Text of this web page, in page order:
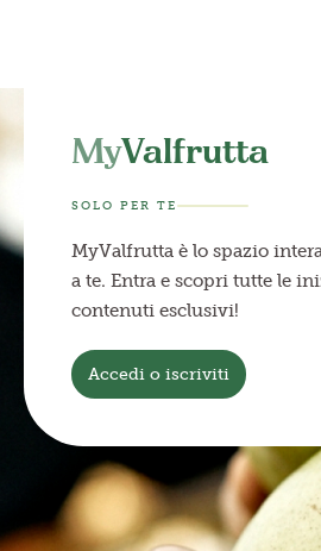
MyValfrutta
SOLO PER TE
MyValfrutta è lo spazio
a te. Entra e scopri tutte le
contenuti esclusivi!
Accedi o iscriviti